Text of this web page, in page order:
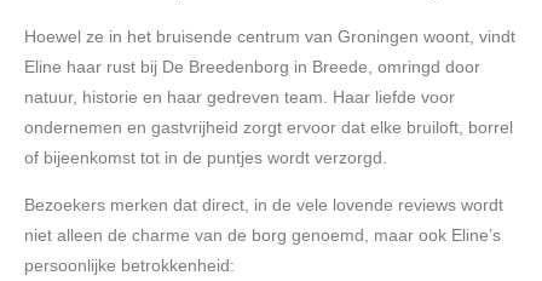
Hoewel ze in het bruisende centrum van Groningen woont, vindt
Eline haar rust bij De Breedenborg in Breede, omringd door
natuur, historie en haar gedreven team. Haar liefde voor
ondernemen en gastvrijheid zorgt ervoor dat elke bruiloft, borrel
of bijeenkomst tot in de puntjes wordt verzorgd.
Bezoekers merken dat direct, in de vele lovende reviews wordt
niet alleen de charme van de borg genoemd, maar ook Eline’s
persoonlijke betrokkenheid: